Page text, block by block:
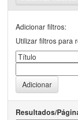
Adicionar filtros:
Utilizar filtros para
Resultados/